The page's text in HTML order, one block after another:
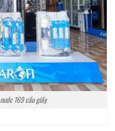
169 cầu giấy